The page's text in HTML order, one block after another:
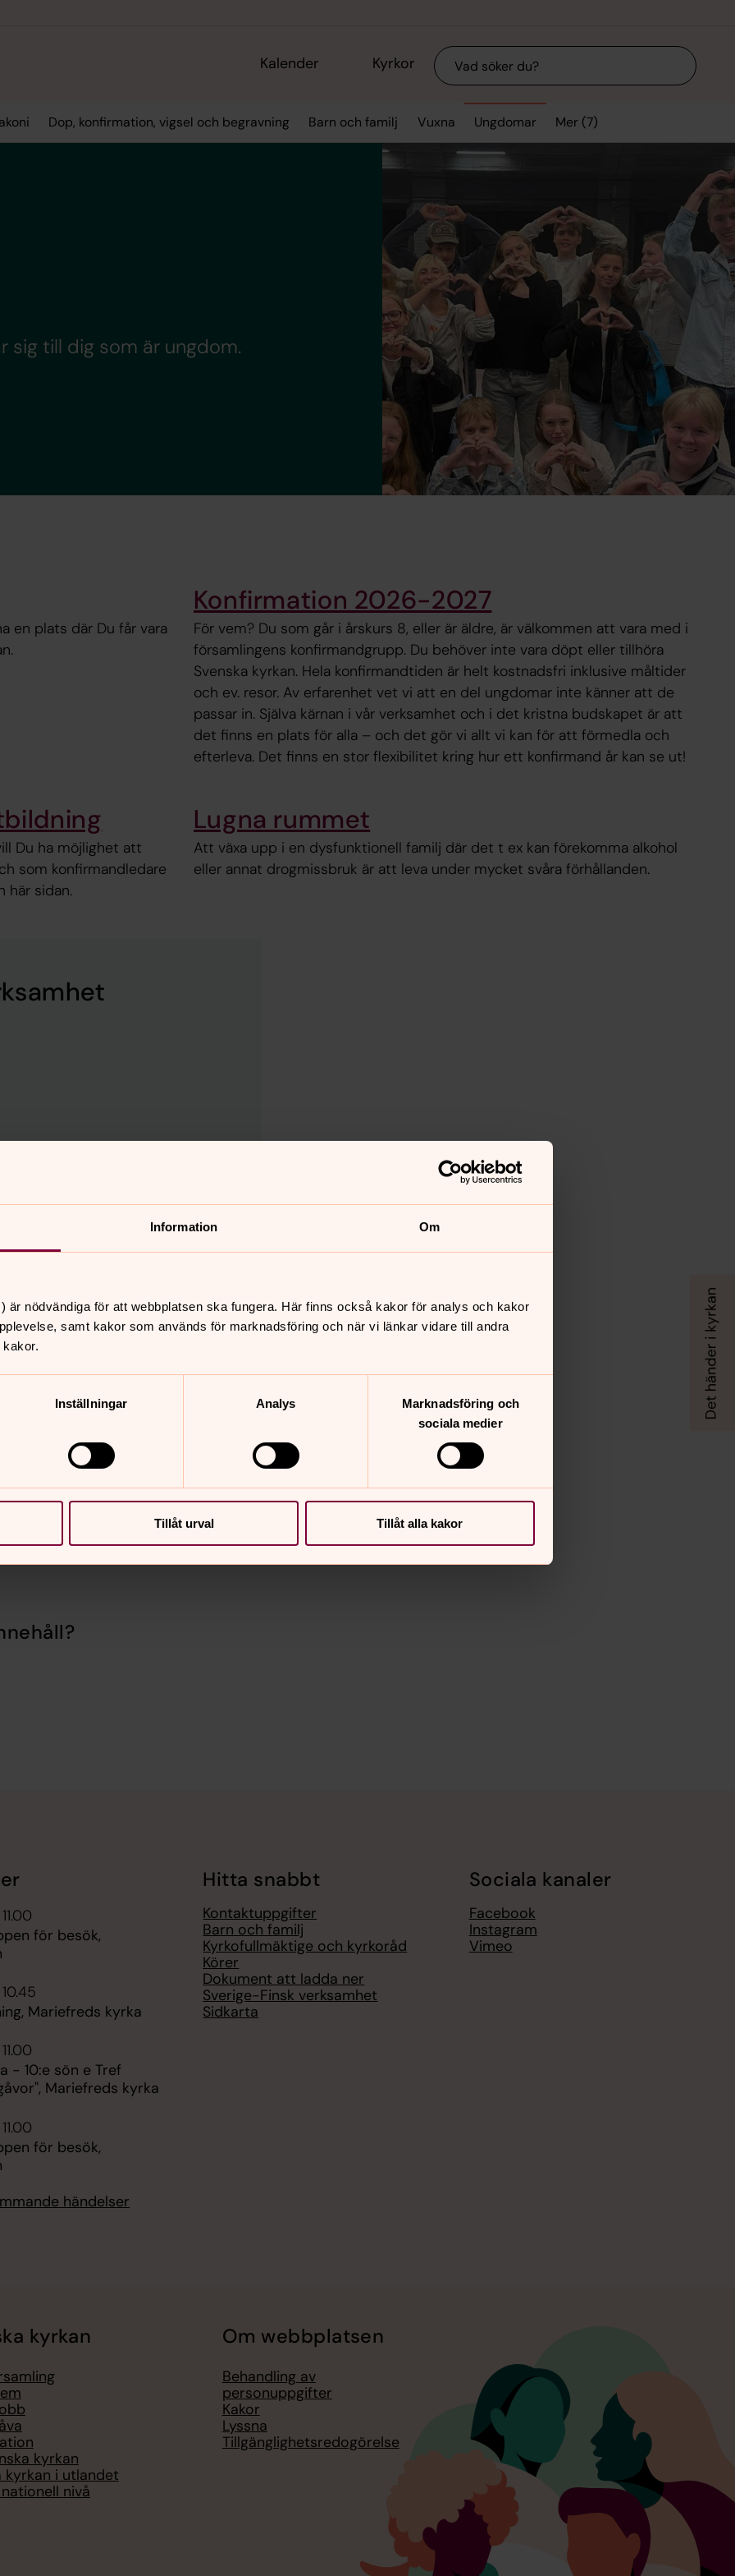
Information Om
är nödvändiga för att webbplatsen ska fungera. Här finns också kakor för analys och kakor
samt kakor som används för marknadsföring och när vi länkar vidare till andra
Inställningar Analys
Marknadsföring och
sociala medier
Tillåt urval Tillåt alla kakor
Kalender Kyrkor Sök
Dop, konfirmation, vigsel och begravning Barn och familj Vuxna Ungdomar Mer (7)
sig till dig som är ungdom.
en plats där Du får vara
Konfirmation 2026-2027
För vem? Du som går i årskurs 8, eller är äldre, är välkommen att vara med i
församlingens konfirmandgrupp. Du behöver inte vara döpt eller tillhöra
Svenska kyrkan. Hela konfirmandtiden är helt kostnadsfri inklusive måltider
och ev. resor. Av erfarenhet vet vi att en del ungdomar inte känner att de
passar in. Själva kärnan i vår verksamhet och i det kristna budskapet är att
det finns en plats för alla – och det gör vi allt vi kan för att förmedla och
efterleva. Det finns en stor flexibilitet kring hur ett konfirmand år kan se ut!
Du ha möjlighet att
som konfirmandledare
här sidan.
Lugna rummet
Att växa upp i en dysfunktionell familj där det t ex kan förekomma alkohol
eller annat drogmissbruk är att leva under mycket svåra förhållanden.
för besök,
Mariefreds kyrka
- 10:e sön e Tref
Mariefreds kyrka
för besök,
händelser
Hitta snabbt
Kontaktuppgifter
Barn och familj
Kyrkofullmäktige och kyrkoråd
Körer
Dokument att ladda ner
Sverige-Finsk verksamhet
Sidkarta
Sociala kanaler
Facebook
Instagram
Vimeo
kyrkan
kyrkan
kyrkan i utlandet
nivå
Om webbplatsen
Behandling av
personuppgifter
Kakor
Lyssna
Tillgänglighetsredogörelse